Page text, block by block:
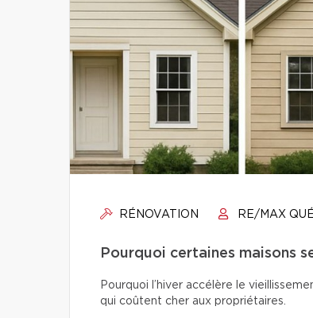
RÉNOVATION RE/MAX
Pourquoi certaines maisons
Pourquoi l’hiver accélère le
qui coûtent cher aux propriétaires.